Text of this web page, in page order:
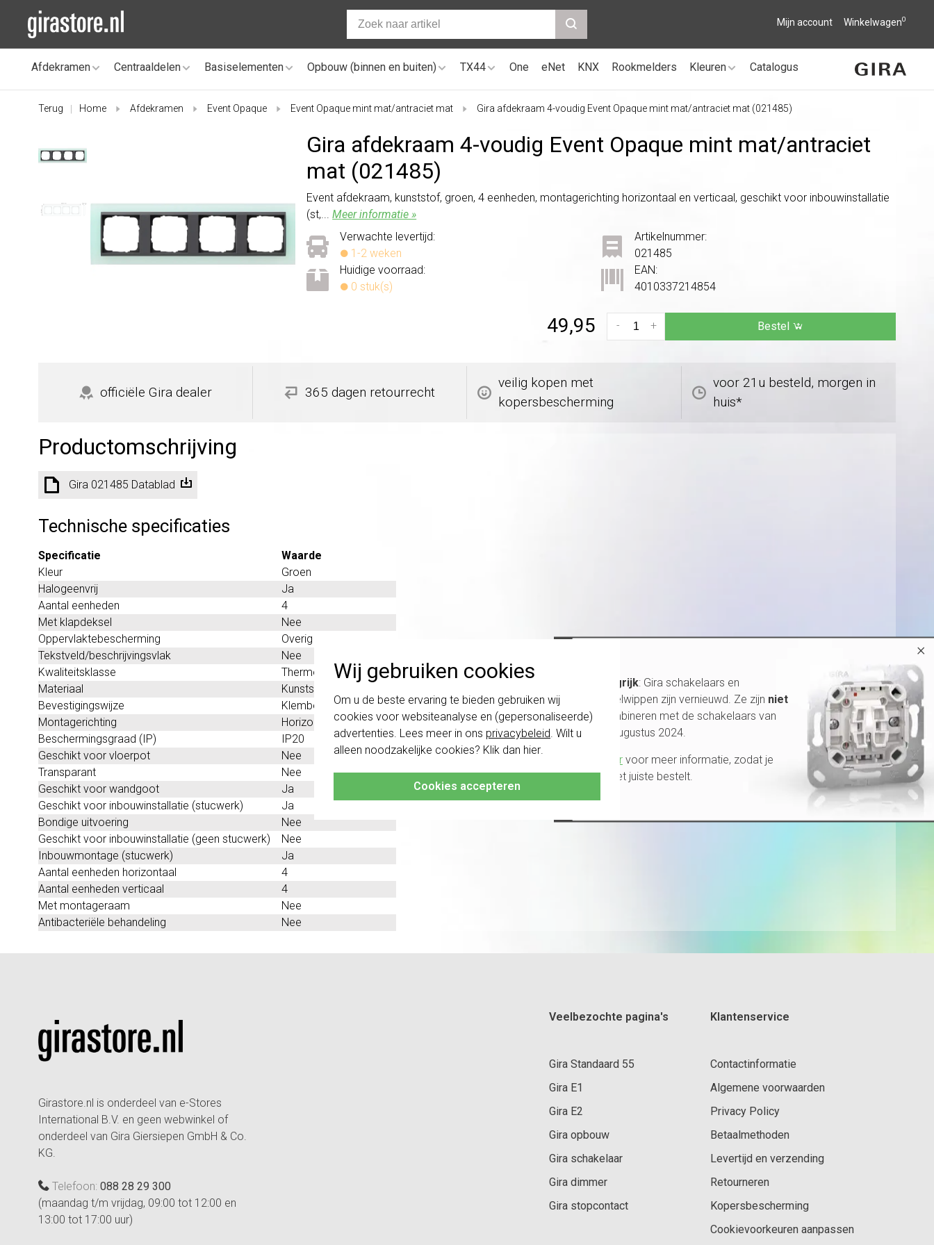
Wij gebruiken cookies
Om u de beste ervaring te bieden gebruiken wij
cookies voor websiteanalyse en (gepersonaliseerde)
advertenties. Lees meer in ons privacybeleid. Wilt u
alleen noodzakelijke cookies? Klik dan hier.
Cookies accepteren
Mijn account Winkelwagen0
Afdekramen Centraaldelen Basiselementen Opbouw (binnen en buiten) TX44 One eNet KNX Rookmelders Kleuren Catalogus
Terug Home Afdekramen Event Opaque Event Opaque mint mat/antraciet mat Gira afdekraam 4-voudig Event Opaque mint mat/antraciet mat (021485)
Gira afdekraam 4-voudig Event Opaque mint mat/antraciet
mat (021485)
Event afdekraam, kunststof, groen, 4 eenheden, montagerichting horizontaal en verticaal, geschikt voor inbouwinstallatie
(st,...Meer informatie »
Verwachte levertijd:
1-2 weken
Huidige voorraad:
0 stuk(s)
Artikelnummer:
021485
EAN:
4010337214854
49,95 +
- Bestel
officiële Gira dealer 365 dagen retourrecht
veilig kopen met
kopersbescherming
voor 21u besteld, morgen in
huis*
Productomschrijving
Gira 021485 Datablad
Technische specificaties
Specificatie
Waarde
Kleur
Groen
Halogeenvrij
Ja
Aantal eenheden
4
Met klapdeksel
Nee
Oppervlaktebescherming
Overig
Tekstveld/beschrijvingsvlak
Nee
Kwaliteitsklasse
Thermoplast
Materiaal
Kunststof
Bevestigingswijze
Klembevestiging
Montagerichting
Horizontaal en verticaal
Beschermingsgraad (IP)
IP20
Geschikt voor vloerpot
Nee
Transparant
Nee
Geschikt voor wandgoot
Ja
Geschikt voor inbouwinstallatie (stucwerk)
Ja
Bondige uitvoering
Nee
Geschikt voor inbouwinstallatie (geen stucwerk)
Nee
Inbouwmontage (stucwerk)
Ja
Aantal eenheden horizontaal
4
Aantal eenheden verticaal
4
Met montageraam
Nee
Antibacteriële behandeling
Nee
Girastore.nl is onderdeel van e-Stores
International B.V. en geen webwinkel of
onderdeel van Gira Giersiepen GmbH & Co.
KG.
Telefoon: 088 28 29 300
(maandag t/m vrijdag, 09:00 tot 12:00 en
13:00 tot 17:00 uur)
Veelbezochte pagina's
Gira Standaard 55
Gira E1
Gira E2
Gira opbouw
Gira schakelaar
Gira dimmer
Gira stopcontact
Klantenservice
Contactinformatie
Algemene voorwaarden
Privacy Policy
Betaalmethoden
Levertijd en verzending
Retourneren
Kopersbescherming
Cookievoorkeuren aanpassen
×
Belangrijk: Gira schakelaars en
schakelwippen zijn vernieuwd. Ze zijn niet
te combineren met de schakelaars van
vóór augustus 2024.
Klik hier voor meer informatie, zodat je
altijd het juiste bestelt.